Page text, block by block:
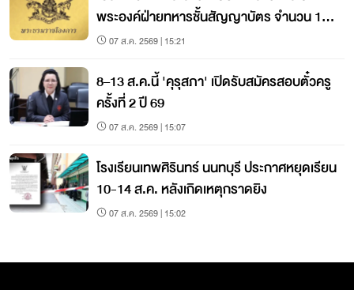
พระองค์ฝ่ายทหารชั้นสัญญาบัตร จำนวน 19
นาย07 ส.ค. 2569 | 15:21
8–13 ส.ค.นี้ 'คุรุสภา' เปิดรับสมัครสอบตั๋วครู
ครั้งที่ 2 ปี 69
07 ส.ค. 2569 | 15:07
โรงเรียนเทพศิรินทร์ นนทบุรี ประกาศหยุดเรียน
10-14 ส.ค. หลังเกิดเหตุกราดยิง
07 ส.ค. 2569 | 15:02